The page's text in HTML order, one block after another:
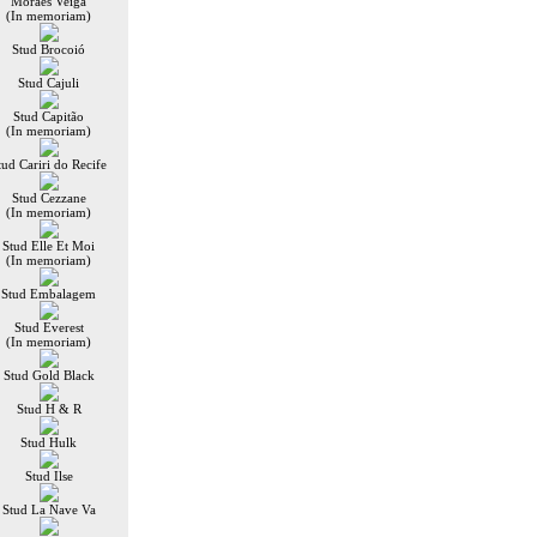
(In memoriam)
Stud Brocoió
Stud Cajuli
Stud Capitão
(In memoriam)
Cariri do Recife
Stud Cezzane
(In memoriam)
Stud Elle Et Moi
(In memoriam)
Stud Embalagem
Stud Everest
(In memoriam)
Stud Gold Black
Stud H & R
Stud Hulk
Stud Ilse
Stud La Nave Va